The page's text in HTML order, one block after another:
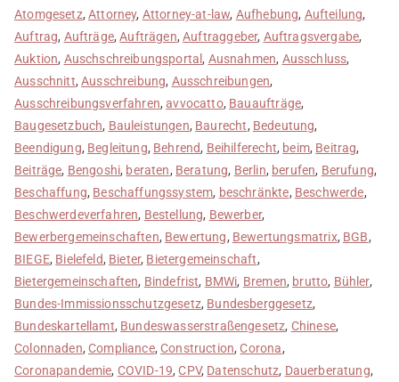
Atomgesetz,Attorney, Attorney-at-law, Aufhebung, Aufteilung,
Auftrag, Aufträge,Aufträgen,Auftraggeber, Auftragsvergabe,
Auktion, Auschschreibungsportal, Ausnahmen, Ausschluss,
Ausschnitt,Ausschreibung, Ausschreibungen,
Ausschreibungsverfahren,avvocatto, Bauaufträge,
Baugesetzbuch, Bauleistungen, Baurecht, Bedeutung,
Beendigung, Begleitung, Behrend, Beihilferecht, beim, Beitrag,
Beiträge, Bengoshi, beraten, Beratung, Berlin, berufen, Berufung,
Beschaffung, Beschaffungssystem, beschränkte, Beschwerde,
Beschwerdeverfahren, Bestellung, Bewerber,
Bewerbergemeinschaften, Bewertung, Bewertungsmatrix, BGB,
BIEGE, Bielefeld, Bieter, Bietergemeinschaft,
Bietergemeinschaften, Bindefrist, BMWi, Bremen, brutto, Bühler,
Bundes-Immissionsschutzgesetz, Bundesberggesetz,
Bundeskartellamt, Bundeswasserstraßengesetz, Chinese,
Colonnaden,Compliance,Construction,Corona,
Coronapandemie, COVID-19,CPV, Datenschutz, Dauerberatung,